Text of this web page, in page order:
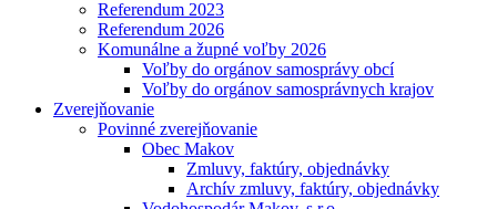
Referendum 2023
Referendum 2026
Komunálne a župné voľby 2026
Voľby do orgánov samosprávy obcí
Voľby do orgánov samosprávnych krajov
Zverejňovanie
Povinné zverejňovanie
Obec Makov
Zmluvy, faktúry, objednávky
Archív zmluvy, faktúry, objednávky